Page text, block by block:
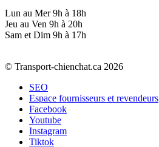
Lun au Mer 9h à 18h
Jeu au Ven 9h à 20h
Sam et Dim 9h à 17h
© Transport-chienchat.ca 2026
SEO
Espace fournisseurs et revendeurs
Facebook
Youtube
Instagram
Tiktok